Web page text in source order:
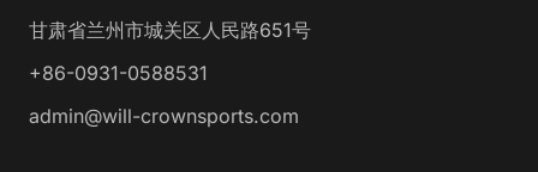
甘肃省兰州市城关区人民路651号
+86-0931-0588531
admin@will-crownsports.com